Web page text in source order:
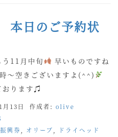
日のご予約状
11月中旬
早いものですね
〜空きございますよ(^^)
おります♫
13日 作成者: olive
興券 オリーブ
ドライヘッド